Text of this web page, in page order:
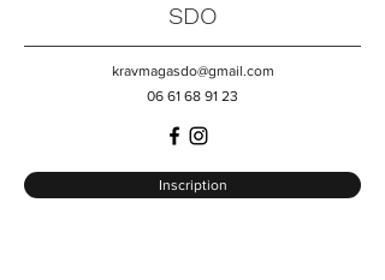
SDO
kravmagasdo@gmail.com
06 61 68 91 23
Inscription